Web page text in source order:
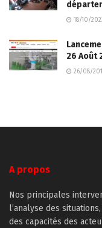
18/10/
26 Août
26/08/
A propos
Nos principales
l’analyse des
des capacités des